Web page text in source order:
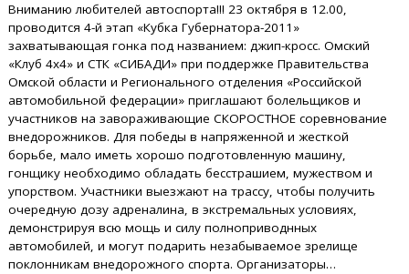
Вниманию любителей автоспорта!!! 23 октября в 12.00,
проводится 4-й этап «Кубка Губернатора-2011»
захватывающая гонка под названием: джип-кросс. Омский
«Клуб 4х4» и СТК «СИБАДИ» при поддержке Правительства
Омской области и Регионального отделения «Российской
автомобильной федерации» приглашают болельщиков и
участников на завораживающие СКОРОСТНОЕ соревнование
внедорожников. Для победы в напряженной и жесткой
борьбе, мало иметь хорошо подготовленную машину,
гонщику необходимо обладать бесстрашием, мужеством и
упорством. Участники выезжают на трассу, чтобы получить
очередную дозу адреналина, в экстремальных условиях,
демонстрируя всю мощь и силу полноприводнных
автомобилей, и могут подарить незабываемое зрелище
поклонникам внедорожного спорта. Организаторы…